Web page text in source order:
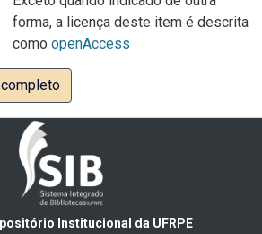
forma, a licença deste item é descrita
como openAccess
Institucional da UFRPE